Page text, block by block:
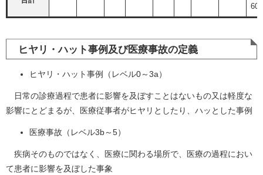
60
ヒヤリ・ハット事例及び医療事故の定義
ヒヤリ・ハット事例（レベル0～3a）
日常の診療過程で患者に影響を及ぼすことはないもの又は軽度な
影響にとどまるが、医療従事者がヒヤリとしたり、ハッとした事例
医療事故（レベル3b～5）
疾病そのものではなく、医療に関わる場所で、医療の過程におい
て患者に影響を及ぼした事象